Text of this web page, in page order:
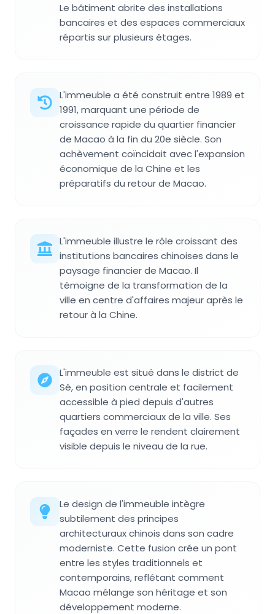
Le bâtiment abrite des installations
bancaires et des espaces commerciaux
répartis sur plusieurs étages.
L'immeuble a été construit entre 1989 et
1991, marquant une période de
croissance rapide du quartier financier
de Macao à la fin du 20e siècle. Son
achèvement coïncidait avec l'expansion
économique de la Chine et les
préparatifs du retour de Macao.
L'immeuble illustre le rôle croissant des
institutions bancaires chinoises dans le
paysage financier de Macao. Il
témoigne de la transformation de la
ville en centre d'affaires majeur après le
retour à la Chine.
L'immeuble est situé dans le district de
Sé, en position centrale et facilement
accessible à pied depuis d'autres
quartiers commerciaux de la ville. Ses
façades en verre le rendent clairement
visible depuis le niveau de la rue.
Le design de l'immeuble intègre
subtilement des principes
architecturaux chinois dans son cadre
moderniste. Cette fusion crée un pont
entre les styles traditionnels et
contemporains, reflétant comment
Macao mélange son héritage et son
développement moderne.